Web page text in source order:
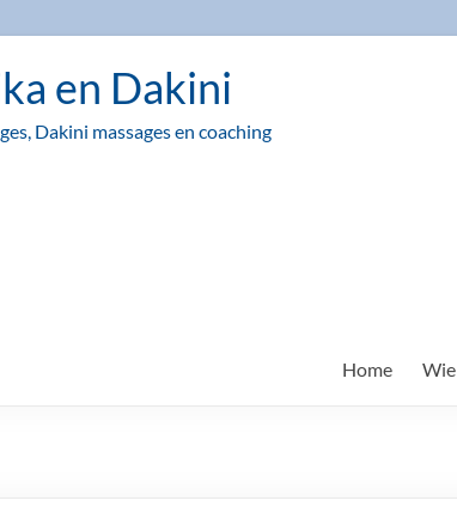
en Dakini
Dakini massages en coaching
Home